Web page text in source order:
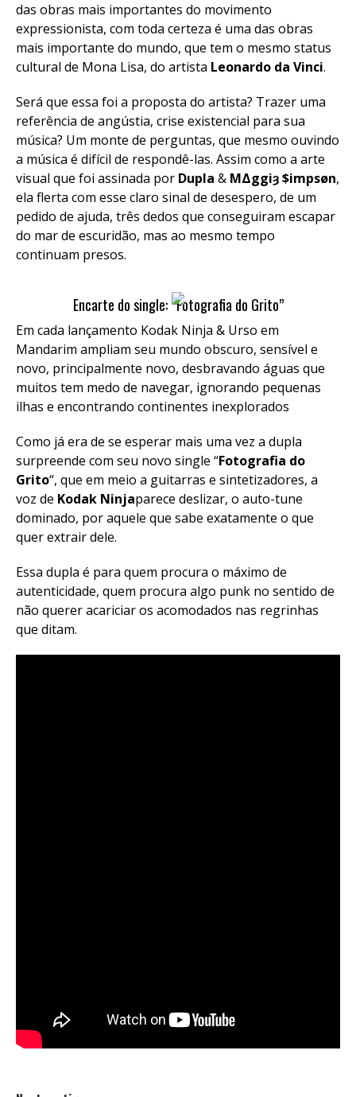
das obras mais importantes do movimento
expressionista, com toda certeza é uma das obras
mais importante do mundo, que tem o mesmo status
cultural de Mona Lisa, do artista Leonardo da Vinci.
Será que essa foi a proposta do artista? Trazer uma
referência de angústia, crise existencial para sua
música? Um monte de perguntas, que mesmo ouvindo
a música é difícil de respondê-las. Assim como a arte
visual que foi assinada por Dupla & MΔggiȝ $impsøn,
ela flerta com esse claro sinal de desespero, de um
pedido de ajuda, três dedos que conseguiram escapar
do mar de escuridão, mas ao mesmo tempo
continuam presos.
Encarte do single: “Fotografia do Grito”
Em cada lançamento Kodak Ninja & Urso em
Mandarim ampliam seu mundo obscuro, sensível e
novo, principalmente novo, desbravando águas que
muitos tem medo de navegar, ignorando pequenas
ilhas e encontrando continentes inexplorados
Como já era de se esperar mais uma vez a dupla
surpreende com seu novo single “Fotografia do
Grito“, que em meio a guitarras e sintetizadores, a
voz de Kodak Ninjaparece deslizar, o auto-tune
dominado, por aquele que sabe exatamente o que
quer extrair dele.
Essa dupla é para quem procura o máximo de
autenticidade, quem procura algo punk no sentido de
não querer acariciar os acomodados nas regrinhas
que ditam.